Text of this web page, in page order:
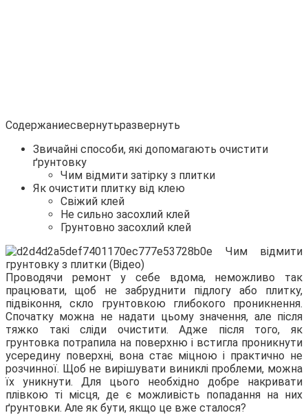
Содержаниесвернутьразвернуть
Звичайні способи, які допомагають очистити
ґрунтовку
Чим відмити затірку з плитки
Як очистити плитку від клею
Свіжий клей
Не сильно засохлий клей
Грунтовно засохлий клей
Проводячи ремонт у себе вдома, неможливо так
працювати, щоб не забруднити підлогу або плитку,
підвіконня, скло грунтовкою глибокого проникнення.
Спочатку можна не надати цьому значення, але після
тяжко такі сліди очистити. Адже після того, як
грунтовка потрапила на поверхню і встигла проникнути
усередину поверхні, вона стає міцною і практично не
розчинної. Щоб не вирішувати виниклі проблеми, можна
їх уникнути. Для цього необхідно добре накривати
плівкою ті місця, де є можливість попадання на них
ґрунтовки. Але як бути, якщо це вже сталося?